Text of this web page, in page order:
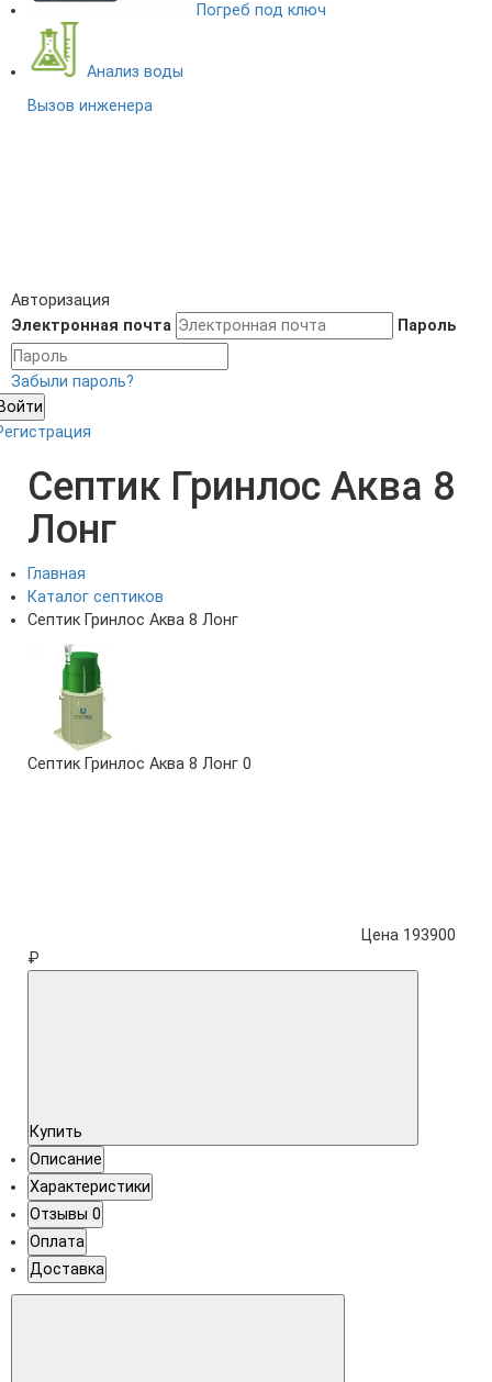
Погреб под ключ
Анализ воды
Вызов инженера
Авторизация
Электронная почта
Пароль
Забыли пароль?
Септик Гринлос Аква 8
Лонг
Главная
Каталог септиков
Септик Гринлос Аква 8 Лонг
Септик Гринлос Аква 8 Лонг 0
Цена 193900
₽
Купить
Описание
Характеристики
Отзывы 0
Оплата
Доставка